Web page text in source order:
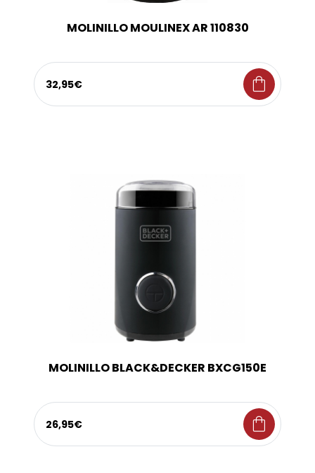
MOLINILLO MOULINEX AR 110830
32,95€ shopping_bag
MOLINILLO BLACK&DECKER BXCG150E
26,95€ shopping_bag